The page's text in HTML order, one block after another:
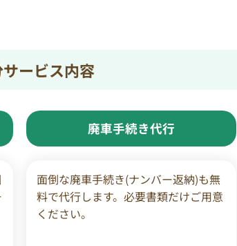
ービス内容
廃車手続き代行
面倒な廃車手続き(ナンバー返納)も無
料で代行します。必要書類だけご用意
ください。